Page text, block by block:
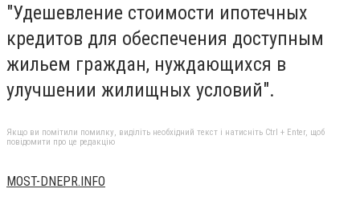
"Удешевление стоимости ипотечных
кредитов для обеспечения доступным
жильем граждан, нуждающихся в
улучшении жилищных условий".
Якщо ви помітили помилку, виділіть необхідний текст і натисніть Ctrl + Enter, щоб
повідомити про це редакцію
MOST-DNEPR.INFO